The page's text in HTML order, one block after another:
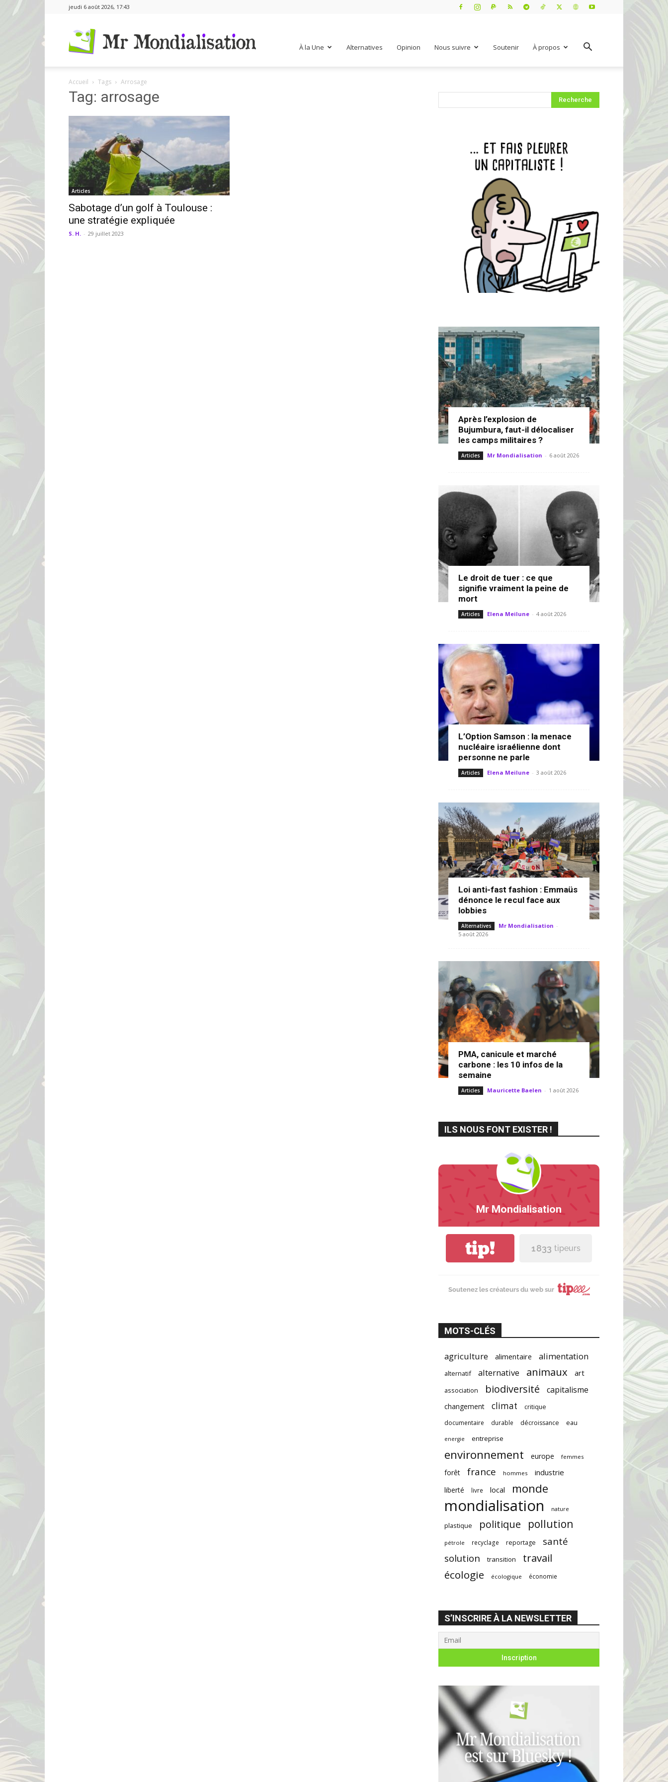
jeudi 6 août 2026, 17:43
À la Une Alternatives Opinion Nous suivre Soutenir À propos
Accueil Tags Arrosage
Tag: arrosage
Articles
Sabotage d’un golf à Toulouse :
une stratégie expliquée
S. H. - 29 juillet 2023
Après l’explosion de
Bujumbura, faut-il délocaliser
les camps militaires ?
Articles Mr Mondialisation - 6 août 2026
Le droit de tuer : ce que
signifie vraiment la peine de
mort
Articles Elena Meilune - 4 août 2026
L’Option Samson : la menace
nucléaire israélienne dont
personne ne parle
Articles Elena Meilune - 3 août 2026
Loi anti-fast fashion : Emmaüs
dénonce le recul face aux
lobbies
Alternatives Mr Mondialisation -
5 août 2026
PMA, canicule et marché
carbone : les 10 infos de la
semaine
Articles Mauricette Baelen - 1 août 2026
ILS NOUS FONT EXISTER !
Mr Mondialisation
tip! 1 833 tipeurs
Soutenez les créateurs du web sur
MOTS-CLÉS
agriculture alimentaire alimentation
alternatif alternative animaux art
association biodiversité capitalisme
changement climat
critique
documentaire
durable décroissance eau
energie entreprise
environnement europe femmes
forêt france hommes industrie
liberté livre local monde
mondialisation nature
plastique politique pollution
pétrole recyclage reportage
santé
solution
transition
travail
écologie
écologique économie
S’INSCRIRE À LA NEWSLETTER